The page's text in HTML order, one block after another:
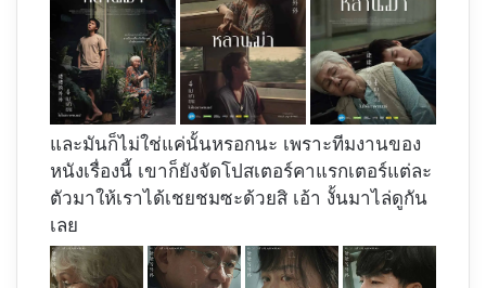
และมันก็ไม่ใช่แค่นั้นหรอกนะ เพราะทีมงานของ
หนังเรื่องนี้ เขาก็ยังจัดโปสเตอร์คาแรกเตอร์แต่ละ
ตัวมาให้เราได้เชยชมซะด้วยสิ เอ้า งั้นมาไล่ดูกัน
เลย